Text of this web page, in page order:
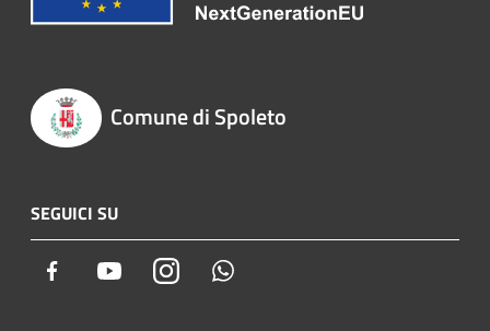
Comune di Spoleto
SEGUICI SU
Facebook YoutubeInstagram